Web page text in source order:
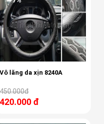
Vô lăng da xịn 8240A
450.000đ
420.000 đ